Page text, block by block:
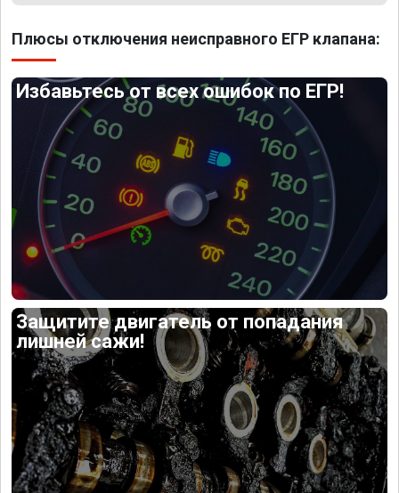
Плюсы отключения неисправного ЕГР клапана:
Избавьтесь от всех ошибок по ЕГР!
Защитите двигатель от попадания
лишней сажи!